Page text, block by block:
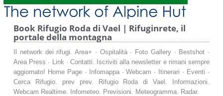
Book Rifugio Roda di Vael | Rifuginrete, il
portale della montagna
Il network dei rifugi. Area+ · Ospitalità · Foto Gallery · Bestshot ·
Area Press · Link · Contatti. Iscriviti alla newsletter e rimani sempre
aggiornato! Home Page · Infomappa · Webcam · Itinerari · Eventi ·
Cerca Rifugio. prev prev. Rifugio Roda di Vael. Informazioni.
Webcam Realtime. Infometeo. Previsioni. Meteogramma. Radar.